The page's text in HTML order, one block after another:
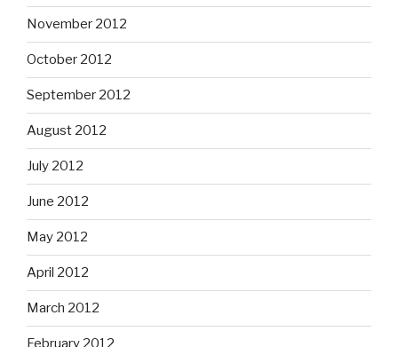
November 2012
October 2012
September 2012
August 2012
July 2012
June 2012
May 2012
April 2012
March 2012
February 2012